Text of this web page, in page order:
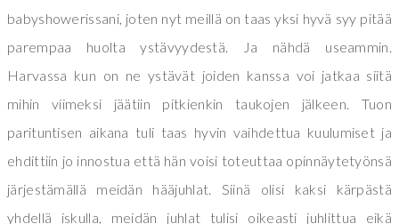
babyshowerissani, joten nyt meillä on taas yksi hyvä syy pitää
parempaa huolta ystävyydestä. Ja nähdä useammin.
Harvassa kun on ne ystävät joiden kanssa voi jatkaa siitä
mihin viimeksi jäätiin pitkienkin taukojen jälkeen. Tuon
parituntisen aikana tuli taas hyvin vaihdettua kuulumiset ja
ehdittiin jo innostua että hän voisi toteuttaa opinnäytetyönsä
järjestämällä meidän hääjuhlat. Siinä olisi kaksi kärpästä
yhdellä iskulla, meidän juhlat tulisi oikeasti juhlittua eikä